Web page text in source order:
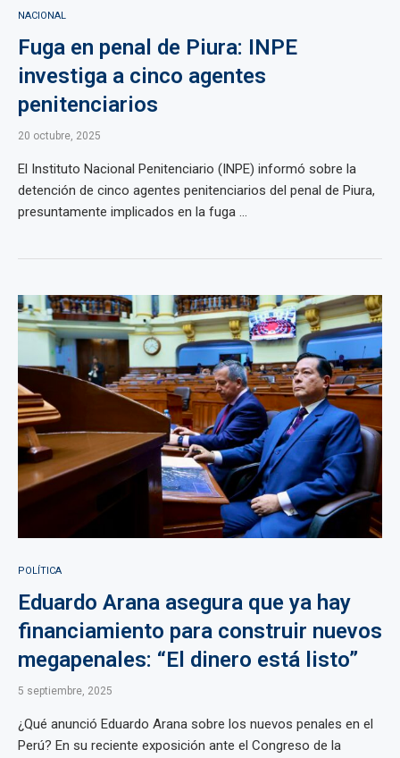
NACIONAL
Fuga en penal de Piura: INPE
investiga a cinco agentes
penitenciarios
20 octubre, 2025
El Instituto Nacional Penitenciario (INPE) informó sobre la
detención de cinco agentes penitenciarios del penal de Piura,
presuntamente implicados en la fuga ...
POLÍTICA
Eduardo Arana asegura que ya hay
financiamiento para construir nuevos
megapenales: “El dinero está listo”
5 septiembre, 2025
¿Qué anunció Eduardo Arana sobre los nuevos penales en el
Perú? En su reciente exposición ante el Congreso de la